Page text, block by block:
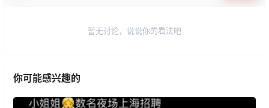
暂无讨论，说说你的看法吧
你可能感兴趣的